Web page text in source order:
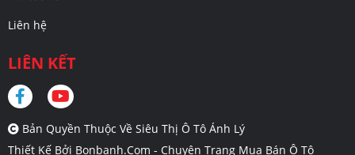
Liên hệ
LIÊN KẾT
Bản Quyền Thuộc Về Siêu Thị Ô Tô Ánh Lý
Thiết Kế Bởi Bonbanh.com - Chuyên Trang Mua Bán Ô Tô